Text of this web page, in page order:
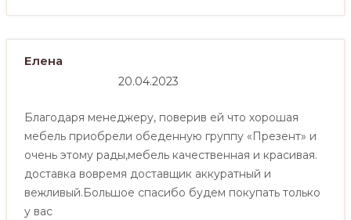
Елена
20.04.2023
Благодаря менеджеру, поверив ей что хорошая
мебель приобрели обеденную группу «Презент» и
очень этому рады,мебель качественная и красивая.
доставка вовремя доставщик аккуратный и
вежливый.Большое спасибо будем покупать только
у вас